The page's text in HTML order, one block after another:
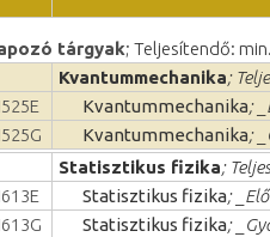
tárgyak; Teljesítendő:
Kvantummechanika;
Kvantummechanika;
Kvantummechanika;
Statisztikus fizika;
Statisztikus fizika;
Statisztikus fizika;